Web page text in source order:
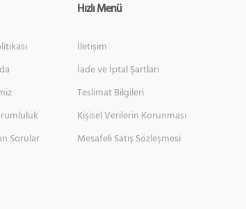
Sorular
Hızlı Menü
İletişim
İade ve İptal Şartları
Teslimat Bilgileri
Kişisel Verilerin Korunması
Mesafeli Satış Sözleşmesi